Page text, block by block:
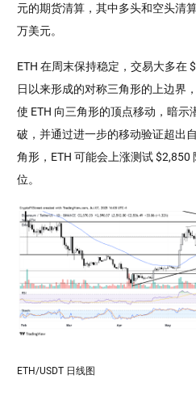
元的期货清算，其中多头和空头清
万美元。
ETH 在周末保持稳定，交易大多在
日以来形成的对称三角形的上边界
使 ETH 向三角形的顶点移动，暗
破，并通过进一步的移动验证超出
角形，ETH 可能会上涨测试
位。
ETH/USDT 日线图